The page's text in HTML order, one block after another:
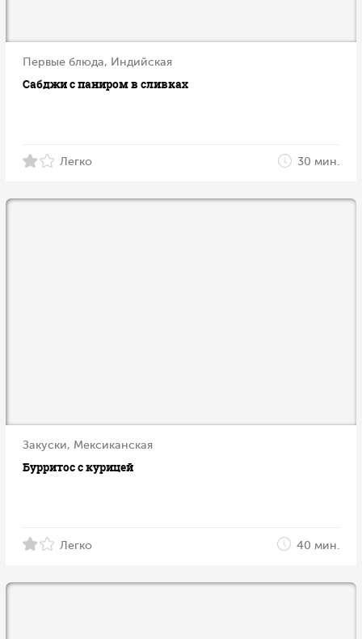
Первые блюда, Индийская
Сабджи с паниром в сливках
Легко 30 мин.
Закуски, Мексиканская
Бурритос с курицей
Легко 40 мин.